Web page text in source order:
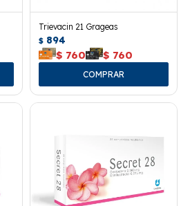
Trievacin 21 Grageas
$ 894
$ 760 $ 760